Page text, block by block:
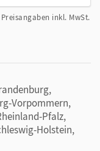
inkl. MwSt.
Vorpommern,
Pfalz,
Holstein,